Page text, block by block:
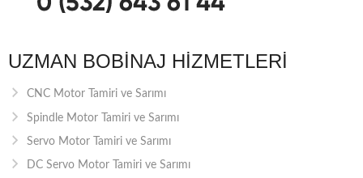
UZMAN BOBINAJ HIZMETLERI
CNC Motor Tamiri ve Sarımı
Spindle Motor Tamiri ve Sarımı
Servo Motor Tamiri ve Sarımı
DC Servo Motor Tamiri ve Sarımı